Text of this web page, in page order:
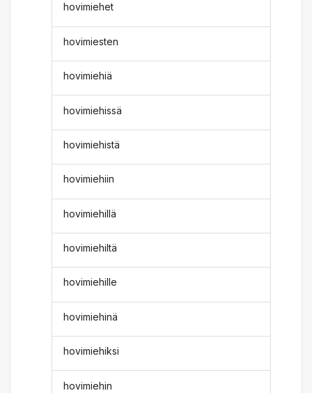
hovimiehet
hovimiesten
hovimiehiä
hovimiehissä
hovimiehistä
hovimiehiin
hovimiehillä
hovimiehiltä
hovimiehille
hovimiehinä
hovimiehiksi
hovimiehin